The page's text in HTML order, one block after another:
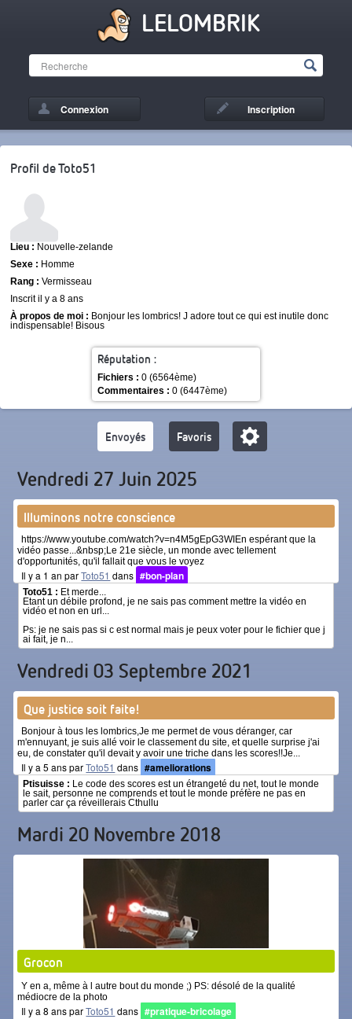
LELOMBRIK
Connexion Inscription
Réputation :
Fichiers : 0 (6564ème)
Commentaires : 0 (6447ème)
Profil de Toto51
Lieu : Nouvelle-zelande
Sexe : Homme
Rang : Vermisseau
Inscrit il y a 8 ans
À propos de moi : Bonjour les lombrics! J adore tout ce qui est inutile donc
indispensable! Bisous
Envoyés Favoris
Vendredi 27 Juin 2025
Illuminons notre conscience
https://www.youtube.com/watch?v=n4M5gEpG3WIEn espérant que la
vidéo passe...&nbsp;Le 21e siècle, un monde avec tellement
d'opportunités, qu'il fallait que vous le voyez
Il y a 1 an parToto51 dans #bon-plan
7 commentaires
Toto51 : Et merde...
Etant un débile profond, je ne sais pas comment mettre la vidéo en
vidéo et non en url...
Ps: je ne sais pas si c est normal mais je peux voter pour le fichier que j
ai fait, je n...
Vendredi 03 Septembre 2021
Que justice soit faite!
Bonjour à tous les lombrics,Je me permet de vous déranger, car
m'ennuyant, je suis allé voir le classement du site, et quelle surprise j'ai
eu, de constater qu'il devait y avoir une triche dans les scores!!Je...
Il y a 5 ans parToto51 dans #ameliorations
12 commentaires
Ptisuisse : Le code des scores est un étrangeté du net, tout le monde
le sait, personne ne comprends et tout le monde préfère ne pas en
parler car ça réveillerais Cthullu
Mardi 20 Novembre 2018
Grocon
Y en a, même à l autre bout du monde ;) PS: désolé de la qualité
médiocre de la photo
Il y a 8 ans parToto51 dans #pratique-bricolage